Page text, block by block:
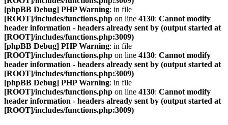
[phpBB Debug] PHP Warning: in file
[ROOT]/includes/functions.php on line 4130: Cannot modify
header information - headers already sent by (output started at
[ROOT]/includes/functions.php:3009)
[phpBB Debug] PHP Warning: in file
[ROOT]/includes/functions.php on line 4130: Cannot modify
header information - headers already sent by (output started at
[ROOT]/includes/functions.php:3009)
[phpBB Debug] PHP Warning: in file
[ROOT]/includes/functions.php on line 4130: Cannot modify
header information - headers already sent by (output started at
[ROOT]/includes/functions.php:3009)